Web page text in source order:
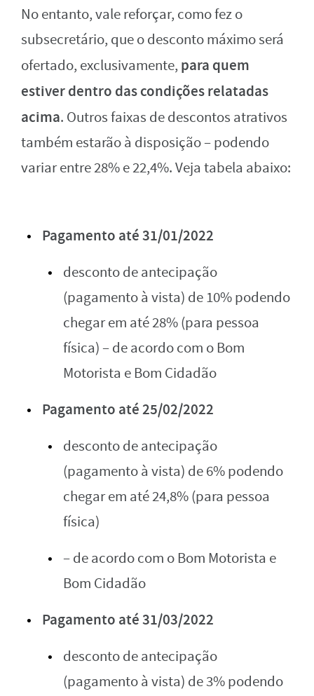
No entanto, vale reforçar, como fez o
subsecretário, que o desconto máximo será
ofertado, exclusivamente, para quem
estiver dentro das condições relatadas
acima. Outros faixas de descontos atrativos
também estarão à disposição – podendo
variar entre 28% e 22,4%. Veja tabela abaixo:
Pagamento até 31/01/2022
desconto de antecipação
(pagamento à vista) de 10% podendo
chegar em até 28% (para pessoa
física) – de acordo com o Bom
Motorista e Bom Cidadão
Pagamento até 25/02/2022
desconto de antecipação
(pagamento à vista) de 6% podendo
chegar em até 24,8% (para pessoa
física)
– de acordo com o Bom Motorista e
Bom Cidadão
Pagamento até 31/03/2022
desconto de antecipação
(pagamento à vista) de 3% podendo